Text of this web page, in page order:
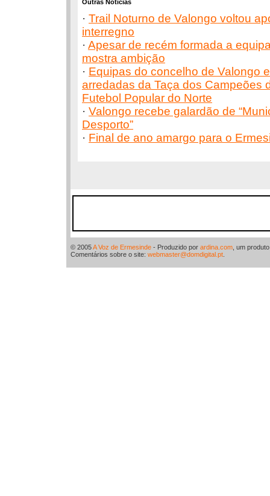
Outras Notícias
· Trail Noturno de Valongo voltou
interregno
· Apesar de recém formada a
mostra ambição
· Equipas do concelho de Valongo
arredadas da Taça dos Campeões
Futebol Popular do Norte
· Valongo recebe galardão de
Desporto”
· Final de ano amargo para o
© 2005A Voz de Ermesinde - Produzido por ardina.com , um
Comentários sobre o site: webmaster@domdigital.pt